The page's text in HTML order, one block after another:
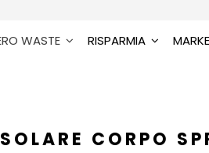
WASTE RISPARMIA
CORPO